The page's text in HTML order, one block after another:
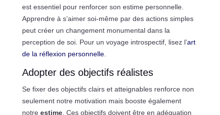
est essentiel pour renforcer son estime personnelle.
Apprendre à s’aimer soi-même par des actions simples
peut créer un changement monumental dans la
perception de soi. Pour un voyage introspectif, lisez l’art
de la réflexion personnelle.
Adopter des objectifs réalistes
Se fixer des objectifs clairs et atteignables renforce non
seulement notre motivation mais booste également
notre estime. Ces objectifs doivent être en adéquation